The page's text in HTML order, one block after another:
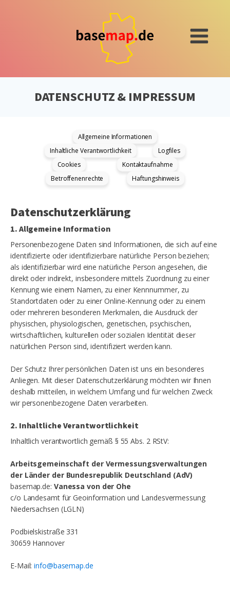
DATENSCHUTZ & IMPRESSUM
Allgemeine Informationen
Inhaltliche Verantwortlichkeit
Logfiles
Cookies
Kontaktaufnahme
Betroffenenrechte
Haftungshinweis
Datenschutzerklärung
1. Allgemeine Information
Personenbezogene Daten sind Informationen, die sich auf eine
identifizierte oder identifizierbare natürliche Person beziehen;
als identifizierbar wird eine natürliche Person angesehen, die
direkt oder indirekt, insbesondere mittels Zuordnung zu einer
Kennung wie einem Namen, zu einer Kennnummer, zu
Standortdaten oder zu einer Online-Kennung oder zu einem
oder mehreren besonderen Merkmalen, die Ausdruck der
physischen, physiologischen, genetischen, psychischen,
wirtschaftlichen, kulturellen oder sozialen Identität dieser
natürlichen Person sind, identifiziert werden kann.
Der Schutz Ihrer persönlichen Daten ist uns ein besonderes
Anliegen. Mit dieser Datenschutzerklärung möchten wir Ihnen
deshalb mitteilen, in welchem Umfang und für welchen Zweck
wir personenbezogene Daten verarbeiten.
2. Inhaltliche Verantwortlichkeit
Inhaltlich verantwortlich gemäß § 55 Abs. 2 RStV:
Arbeitsgemeinschaft der Vermessungsverwaltungen
der Länder der Bundesrepublik Deutschland (AdV)
basemap.de: Vanessa von der Ohe
c/o Landesamt für Geoinformation und Landesvermessung
Niedersachsen (LGLN)
Podbielskistraße 331
30659 Hannover
E-Mail:info@basemap.de